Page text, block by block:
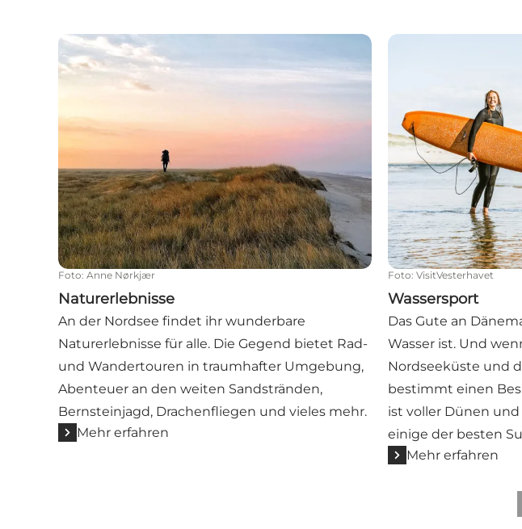
Naturerlebnisse
Foto: Anne Nørkjær
Naturerlebnisse
An der Nordsee findet ihr wunderbare
Naturerlebnisse für alle. Die Gegend bietet Rad-
und Wandertouren in traumhafter Umgebung,
Abenteuer an den weiten Sandstränden,
Bernsteinjagd, Drachenfliegen und vieles mehr.
Mehr erfahren
Wassersport
Foto: VisitVesterhavet
Wassersport
Das Gute an
Wasser ist. Und
Nordseeküste und
bestimmt einen
ist voller Dünen
einige der besten
Mehr erfahren